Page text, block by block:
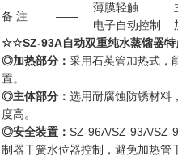
备 注 ——
薄膜轻触
电子自动控制
☆☆SZ-93A自动双重纯水蒸馏器特
◎加热部分： 采用石英管加热式，
置。
◎主体部分： 选用耐腐蚀防锈材料
度高。
◎安全装置： SZ-96A/SZ-93A/SZ-
制器干簧水位器控制，避免加热管